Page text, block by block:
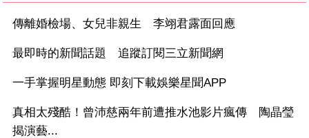
傳離婚檢場、女兒非親生 李翊君露面回應
最即時的新聞話題 追蹤訂閱三立新聞網
一手掌握明星動態 即刻下載娛樂星聞APP
真相太殘酷！曾沛慈兩年前遭推水池影片瘋傳 陶晶瑩
揭演藝...